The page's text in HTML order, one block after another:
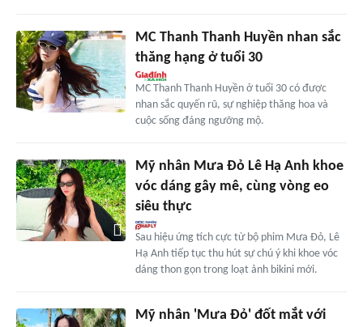
MC Thanh Thanh Huyền nhan sắc
thăng hạng ở tuổi 30
MC Thanh Thanh Huyền ở tuổi 30 có được
nhan sắc quyến rũ, sự nghiệp thăng hoa và
cuộc sống đáng ngưỡng mộ.
Mỹ nhân Mưa Đỏ Lê Hạ Anh khoe
vóc dáng gây mê, cùng vòng eo
siêu thực
Sau hiệu ứng tích cực từ bộ phim Mưa Đỏ, Lê
Hạ Anh tiếp tục thu hút sự chú ý khi khoe vóc
dáng thon gọn trong loạt ảnh bikini mới.
Mỹ nhân 'Mưa Đỏ' đốt mắt với